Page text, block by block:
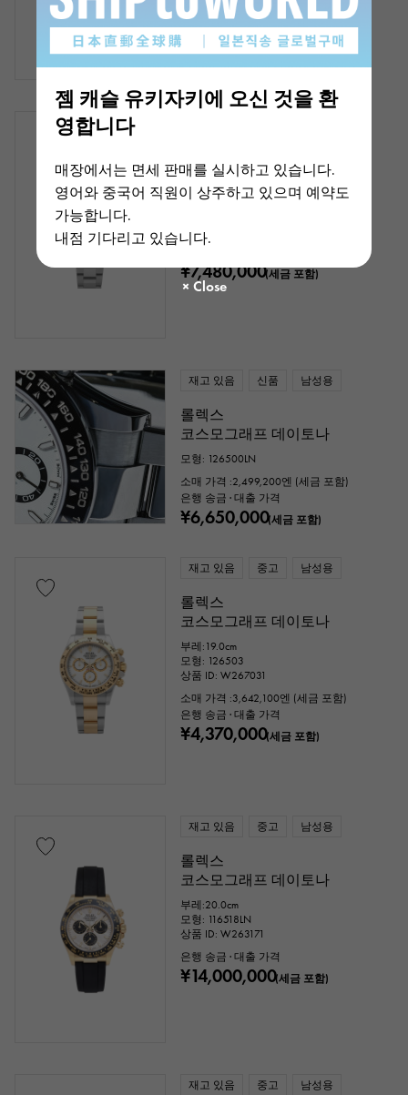
젬 캐슬 유키자키에 오신 것을 환
영합니다
매장에서는 면세 판매를 실시하고 있습니다.
영어와 중국어 직원이 상주하고 있으며 예약도
가능합니다.
내점 기다리고 있습니다.
¥3,980,000(세금 포함)
코스모그래프 데이토나
부레:18.5cm
상품 ID: W267362
¥7,480,000(세금 포함)
재고 있음 신품 남성용
롤렉스
코스모그래프 데이토나
모형: 126500LN
소매 가격 :2,499,200엔 (세금 포함)
은행 송금 · 대출 가격
¥6,650,000(세금 포함)
재고 있음 중고 남성용
롤렉스
코스모그래프 데이토나
부레:19.0cm
모형: 126503
상품 ID: W267031
소매 가격 :3,642,100엔 (세금 포함)
은행 송금 · 대출 가격
¥4,370,000(세금 포함)
재고 있음 중고 남성용
롤렉스
코스모그래프 데이토나
부레:20.0cm
모형: 116518LN
상품 ID: W263171
은행 송금 · 대출 가격
¥14,000,000(세금 포함)
재고 있음 중고 남성용